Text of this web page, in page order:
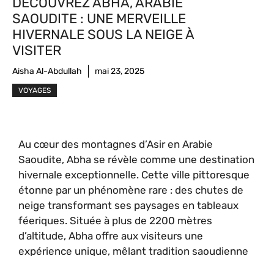
SAOUDITE : UNE MERVEILLE
HIVERNALE SOUS LA NEIGE À
VISITER
Aisha Al-Abdullah mai 23, 2025
VOYAGES
Au cœur des montagnes d’Asir en Arabie
Saoudite, Abha se révèle comme une destination
hivernale exceptionnelle. Cette ville pittoresque
étonne par un phénomène rare : des chutes de
neige transformant ses paysages en tableaux
féeriques. Située à plus de 2200 mètres
d’altitude, Abha offre aux visiteurs une
expérience unique, mêlant tradition saoudienne